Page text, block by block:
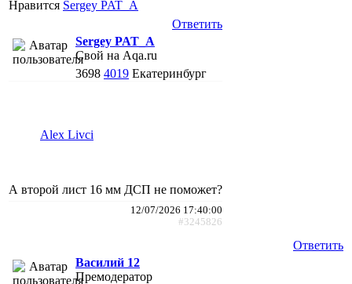
Нравится Sergey PAT_A
Ответить
Sergey PAT_A
Свой на Aqa.ru
3698 4019 Екатеринбург
Alex Livci
А второй лист 16 мм ДСП не поможет?
12/07/2026 17:40:00
#3245826
Ответить
Василий 12
Премодератор